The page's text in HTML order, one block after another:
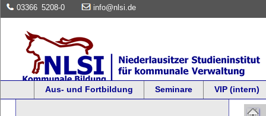
03366 5208-0 info@nlsi.de
Aus- und Fortbildung Seminare VIP (intern)